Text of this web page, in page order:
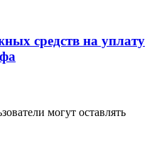
средств на уплату
могут оставлять